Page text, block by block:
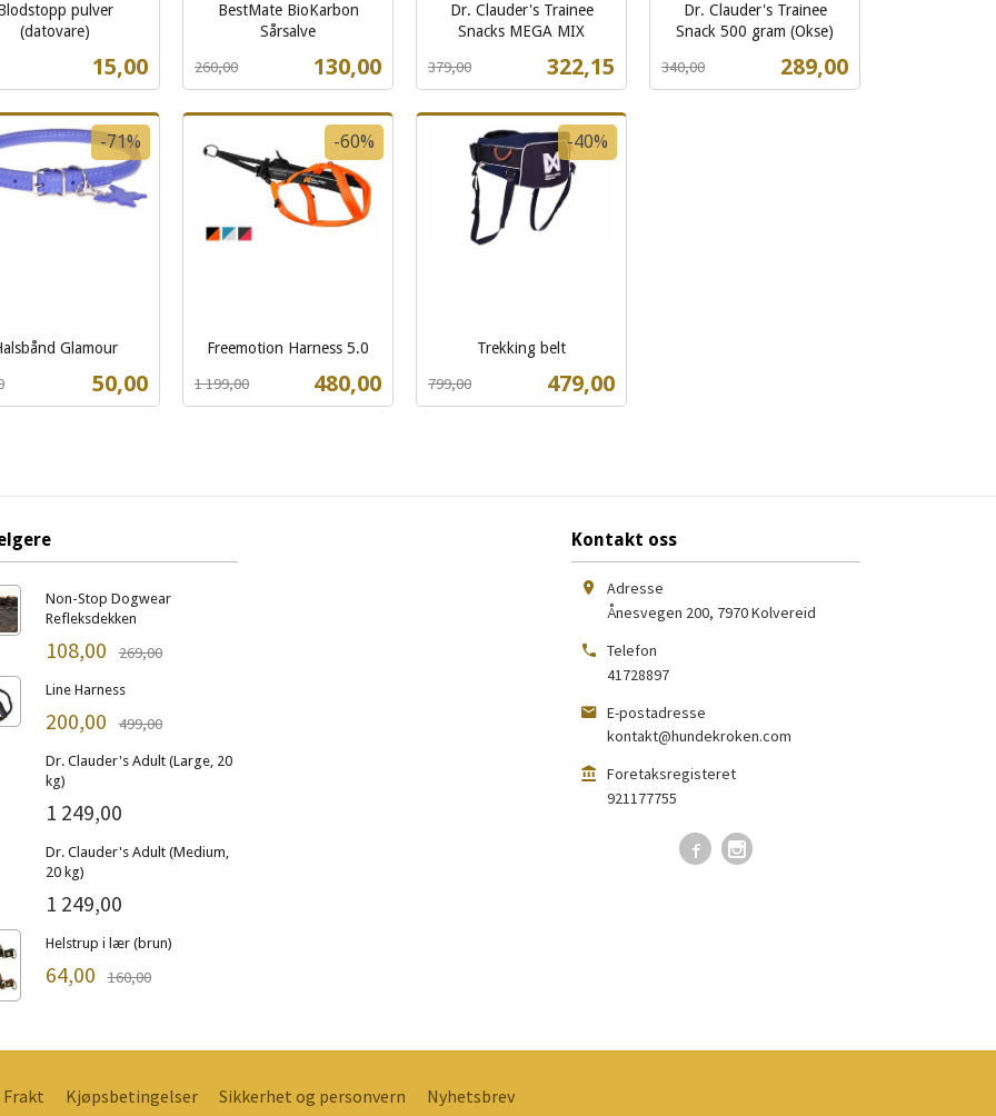
pulver
(datovare)
Tilbud
15,00
Kjøp
BestMate BioKarbon
Sårsalve
Tilbud
130,00
260,00
mva.
Dr. Clauder's Trainee
Snacks MEGA MIX
Tilbud
322,15
379,00
mva.
Kjøp
Dr. Clauder's Trainee
Snack 500 gram (Okse)
Tilbud
289,00
340,00
mva.
Glamour
Tilbud
50,00
-71%
Freemotion Harness 5.0
Tilbud
480,00
1 199,00
-60%
mva.
Trekking belt
Tilbud
479,00
799,00
-40%
mva.
Non-Stop Dogwear
Refleksdekken
108,00 269,00
Line Harness
200,00 499,00
Dr. Clauder's Adult (Large, 20
kg)
1 249,00
Dr. Clauder's Adult (Medium,
20 kg)
1 249,00
Helstrup i lær (brun)
64,00 160,00
Kontakt oss
Adresse
Ånesvegen 200, 7970Kolvereid
Telefon
41728897
E-postadresse
kontakt@hundekroken.com
Foretaksregisteret
921177755
Frakt Kjøpsbetingelser Sikkerhet og personvern Nyhetsbrev